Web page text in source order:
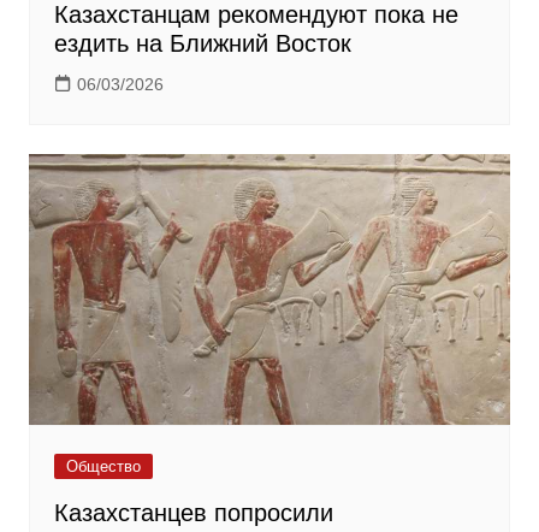
Казахстанцам рекомендуют пока не
ездить на Ближний Восток
06/03/2026
Общество
Казахстанцев попросили